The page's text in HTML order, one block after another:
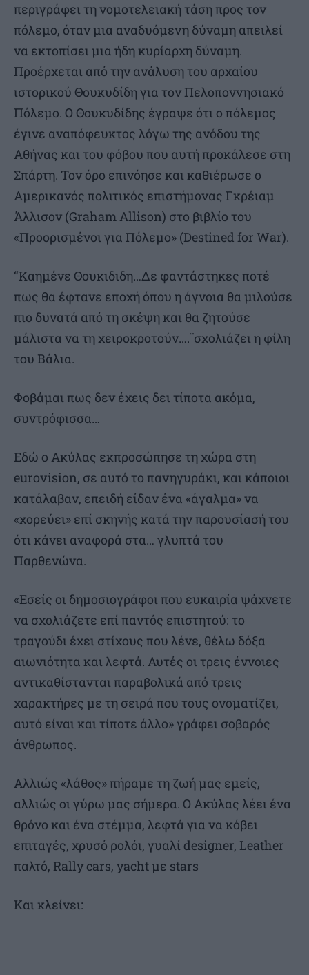
περιγράφει τη νομοτελειακή τάση προς τον
πόλεμο, όταν μια αναδυόμενη δύναμη απειλεί
να εκτοπίσει μια ήδη κυρίαρχη δύναμη.
Προέρχεται από την ανάλυση του αρχαίου
ιστορικού Θουκυδίδη για τον Πελοποννησιακό
Πόλεμο. Ο Θουκυδίδης έγραψε ότι ο πόλεμος
έγινε αναπόφευκτος λόγω της ανόδου της
Αθήνας και του φόβου που αυτή προκάλεσε στη
Σπάρτη. Τον όρο επινόησε και καθιέρωσε ο
Αμερικανός πολιτικός επιστήμονας Γκρέιαμ
Άλλισον (Graham Allison) στο βιβλίο του
«Προορισμένοι για Πόλεμο» (Destined for War).
“Καημένε Θουκιδιδη…Δε φαντάστηκες ποτέ
πως θα έφτανε εποχή όπου η άγνοια θα μιλούσε
πιο δυνατά από τη σκέψη και θα ζητούσε
μάλιστα να τη χειροκροτούν….¨σχολιάζει η φίλη
του Βάλια.
Φοβάμαι πως δεν έχεις δει τίποτα ακόμα,
συντρόφισσα…
Εδώ ο Ακύλας εκπροσώπησε τη χώρα στη
eurovision, σε αυτό το πανηγυράκι, και κάποιοι
κατάλαβαν, επειδή είδαν ένα «άγαλμα» να
«χορεύει» επί σκηνής κατά την παρουσίασή του
ότι κάνει αναφορά στα… γλυπτά του
Παρθενώνα.
«Εσείς οι δημοσιογράφοι που ευκαιρία ψάχνετε
να σχολιάζετε επί παντός επιστητού: το
τραγούδι έχει στίχους που λένε, θέλω δόξα
αιωνιότητα και λεφτά. Αυτές οι τρεις έννοιες
αντικαθίστανται παραβολικά από τρεις
χαρακτήρες με τη σειρά που τους ονοματίζει,
αυτό είναι και τίποτε άλλο» γράφει σοβαρός
άνθρωπος.
Αλλιώς «λάθος» πήραμε τη ζωή μας εμείς,
αλλιώς οι γύρω μας σήμερα. Ο Ακύλας λέει ένα
θρόνο και ένα στέμμα, λεφτά για να κόβει
επιταγές, χρυσό ρολόι, γυαλί designer, Leather
παλτό, Rally cars, yacht με stars
Και κλείνει: